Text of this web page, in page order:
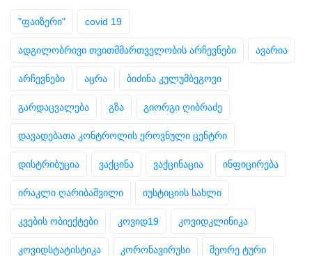
"ფაიზერი" covid 19
ადგილობრივი თვითმმართველობის არჩევნები ავარია
არჩევნები აცრა ბიძინა კულუმბეგოვი
გარდაცვალება გზა გიორგი ღიბრაძე
დავადებათა კონტროლის ეროვნული ცენტრი
დისტრიბუცია ვაქცინა ვაქცინაცია ინფიცირება
ირაკლი ღარიბაშვილი იუსტიციის სახლი
კვების ობიექტები კოვიდ19 კოვიდკლინიკა
კოვიდსტატისტიკა კორონავირუსი მეორე ტური